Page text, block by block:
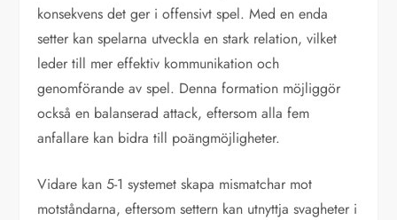
konsekvens det ger i offensivt spel. Med en enda
setter kan spelarna utveckla en stark relation, vilket
leder till mer effektiv kommunikation och
genomförande av spel. Denna formation möjliggör
också en balanserad attack, eftersom alla fem
anfallare kan bidra till poängmöjligheter.
Vidare kan 5-1 systemet skapa mismatchar mot
motståndarna, eftersom settern kan utnyttja svagheter i